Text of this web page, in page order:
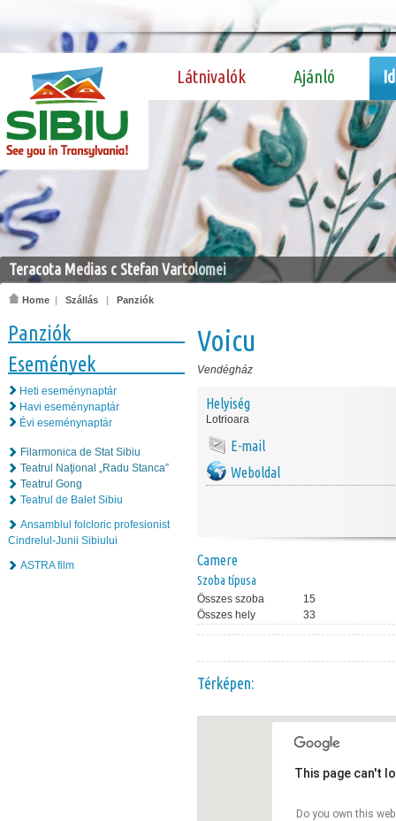
Látnivalók Ajánló
Teracota Medias c Stefan Vartolomei
Home | Szállás | Panziók
Panziók
Események
Heti eseménynaptár
Havi eseménynaptár
Évi eseménynaptár
Filarmonica de Stat Sibiu
Teatrul Naţional „Radu Stanca”
Teatrul Gong
Teatrul de Balet Sibiu
Ansamblul folcloric profesionist
Cindrelul-Junii Sibiului
ASTRA film
Voicu
Vendégház
Helyiség
Lotrioara
E-mail
Weboldal
Camere
Szoba típusa
Összes szoba
15
Összes hely
33
Térképen:
This page can't
Do you own this